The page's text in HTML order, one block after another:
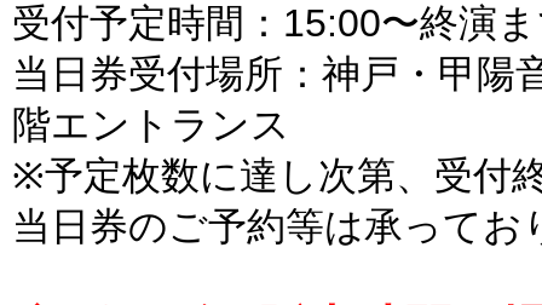
受付予定時間：15:00〜終演
当日券受付場所：神戸・甲陽
階エントランス
※予定枚数に達し次第、受付
当日券のご予約等は承って